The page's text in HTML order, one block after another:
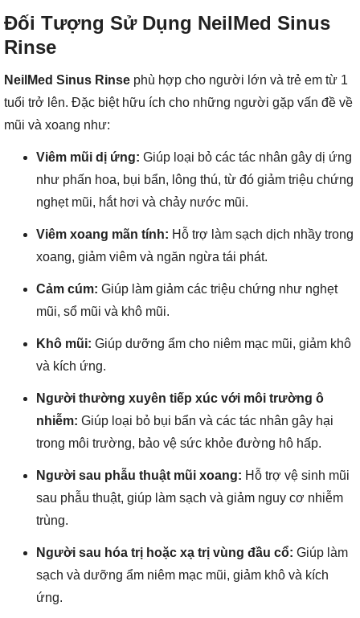
Đối Tượng Sử Dụng NeilMed Sinus
Rinse
NeilMed Sinus Rinse phù hợp cho người lớn và trẻ em từ 1
tuổi trở lên. Đặc biệt hữu ích cho những người gặp vấn đề về
mũi và xoang như:
Viêm mũi dị ứng: Giúp loại bỏ các tác nhân gây dị ứng
như phấn hoa, bụi bẩn, lông thú, từ đó giảm triệu chứng
nghẹt mũi, hắt hơi và chảy nước mũi.
Viêm xoang mãn tính: Hỗ trợ làm sạch dịch nhầy trong
xoang, giảm viêm và ngăn ngừa tái phát.
Cảm cúm: Giúp làm giảm các triệu chứng như nghẹt
mũi, sổ mũi và khô mũi.
Khô mũi: Giúp dưỡng ẩm cho niêm mạc mũi, giảm khô
và kích ứng.
Người thường xuyên tiếp xúc với môi trường ô
nhiễm: Giúp loại bỏ bụi bẩn và các tác nhân gây hại
trong môi trường, bảo vệ sức khỏe đường hô hấp.
Người sau phẫu thuật mũi xoang: Hỗ trợ vệ sinh mũi
sau phẫu thuật, giúp làm sạch và giảm nguy cơ nhiễm
trùng.
Người sau hóa trị hoặc xạ trị vùng đầu cổ: Giúp làm
sạch và dưỡng ẩm niêm mạc mũi, giảm khô và kích
ứng.